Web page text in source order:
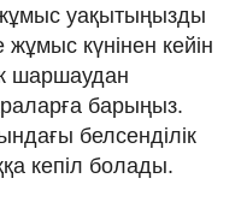
уақытыңызды
күнінен кейін
шаршаудан
барыңыз.
белсенділік
кепіл болады.